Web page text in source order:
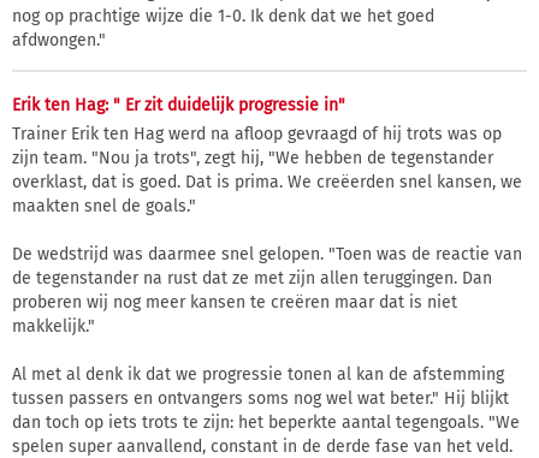
nog op prachtige wijze die 1-0. Ik denk dat we het goed
afdwongen."
Erik ten Hag: " Er zit duidelijk progressie in"
Trainer Erik ten Hag werd na afloop gevraagd of hij trots was op
zijn team. "Nou ja trots", zegt hij, "We hebben de tegenstander
overklast, dat is goed. Dat is prima. We creëerden snel kansen, we
maakten snel de goals."
De wedstrijd was daarmee snel gelopen. "Toen was de reactie van
de tegenstander na rust dat ze met zijn allen teruggingen. Dan
proberen wij nog meer kansen te creëren maar dat is niet
makkelijk."
Al met al denk ik dat we progressie tonen al kan de afstemming
tussen passers en ontvangers soms nog wel wat beter." Hij blijkt
dan toch op iets trots te zijn: het beperkte aantal tegengoals. "We
spelen super aanvallend, constant in de derde fase van het veld.